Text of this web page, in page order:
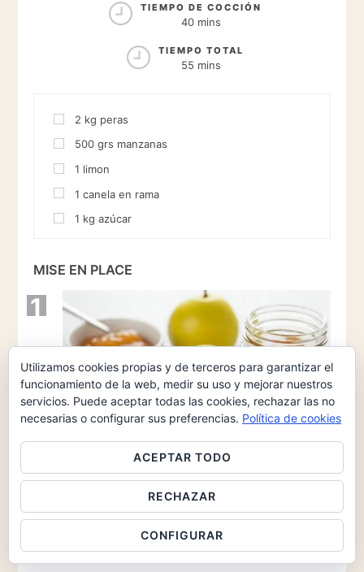
TIEMPO DE COCCIÓN
40 mins
TIEMPO TOTAL
55 mins
2 kg peras
500 grs manzanas
1 limon
1 canela en rama
1 kg azúcar
MISE EN PLACE
1
Utilizamos cookies propias y de terceros para garantizar el
funcionamiento de la web, medir su uso y mejorar nuestros
servicios. Puede aceptar todas las cookies, rechazar las no
necesarias o configurar sus preferencias. Política de cookies
ACEPTAR TODO
RECHAZAR
CONFIGURAR